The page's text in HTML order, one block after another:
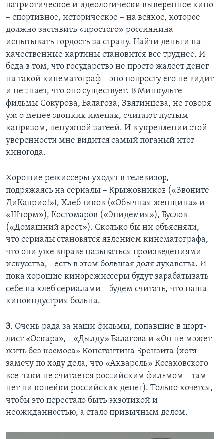
патриотическое и идеологически выверенное кино
– спортивное, историческое – на всякое, которое
должно заставить «простого» россиянина
испытывать гордость за страну. Найти деньги на
качественные картины становится все труднее. И
беда в том, что государство не просто жалеет денег
на такой кинематограф – оно попросту его не видит
и не знает, что оно существует. В Минкульте
фильмы Сокурова, Балагова, Звягинцева, не говоря
уж о менее звонких именах, считают пустым
капризом, ненужной затеей. И в укреплении этой
уверенности мне видится самый поганый итог
киногода.
Хорошие режиссеры уходят в телевизор,
подряжаясь на сериалы – Крыжовников («Звоните
ДиКаприо!»), Хлебников («Обычная женщина» и
«Шторм»), Костомаров («Эпидемия»), Буслов
(«Домашний арест»). Сколько бы ни объясняли,
что сериалы становятся явлением кинематографа,
что они уже вправе называться произведениями
искусства, - есть в этом большая доля лукавства. И
пока хорошие кинорежиссеры будут зарабатывать
себе на хлеб сериалами – будем считать, что наша
киноиндустрия больна.
3. Очень рада за наши фильмы, попавшие в шорт-
лист «Оскара», - «Дылду» Балагова и «Он не может
жить без космоса» Константина Бронзита (хотя
замечу по ходу дела, что «Акварель» Косаковского
все-таки не считается российским фильмом – там
нет ни копейки российских денег). Только хочется,
чтобы это перестало быть экзотикой и
неожиданностью, а стало привычным делом.